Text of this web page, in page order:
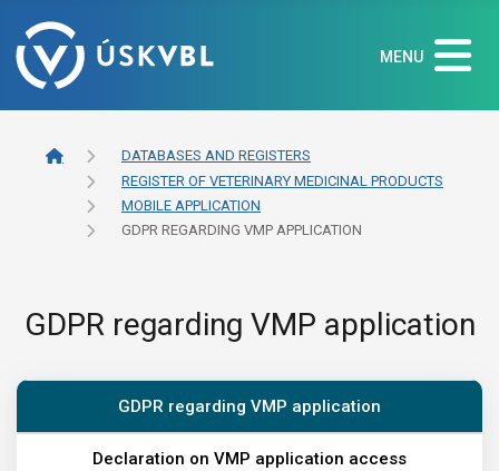
MENU
DATABASES AND REGISTERS
REGISTER OF VETERINARY MEDICINAL PRODUCTS
MOBILE APPLICATION
GDPR REGARDING VMP APPLICATION
GDPR regarding VMP application
GDPR regarding VMP application
Declaration on VMP application access